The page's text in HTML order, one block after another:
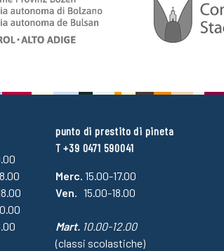
punto di prestito di pineta
T +39 0471 590041
Merc. 15.00-17.00
Ven. 15.00-18.00
Mart. 10.00-12.00
(classi scolastiche)